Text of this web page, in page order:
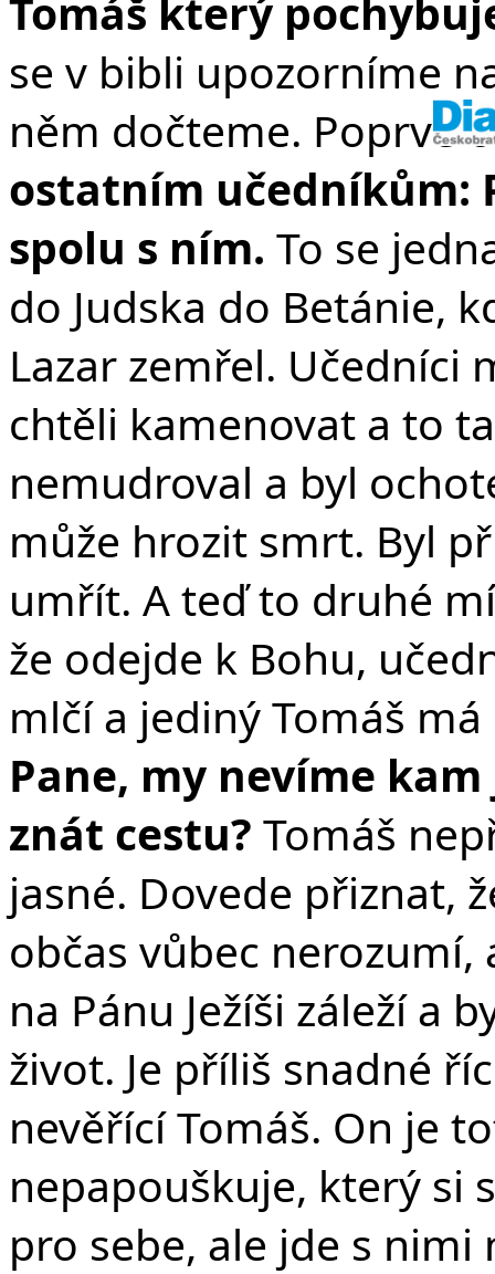
Tomáš který
se v bibli upozorníme
něm dočteme. Poprvé
ostatním učedníkům:
spolu s ním. To se
do Judska do Betánie,
Lazar zemřel. Učedníci
chtěli kamenovat a to
nemudroval a byl
může hrozit smrt. Byl
umřít. A teď to druhé
že odejde k Bohu,
mlčí a jediný Tomáš
Pane, my nevíme
znát cestu? Tomáš
jasné. Dovede přiznat,
občas vůbec nerozumí,
na Pánu Ježíši záleží a
život. Je příliš snadné
nevěřící Tomáš. On je
nepapouškuje, který si
pro sebe, ale jde s